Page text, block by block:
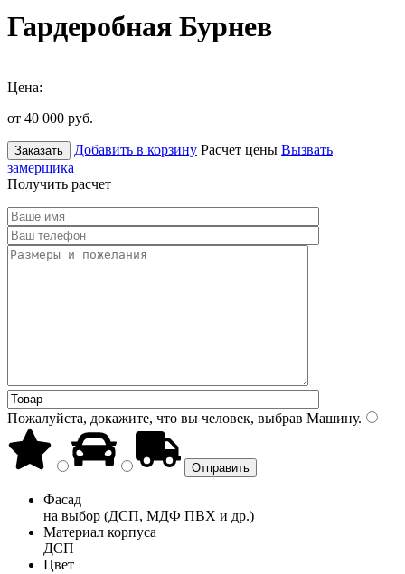
Гардеробная Бурнев
Цена:
от 40 000 руб.
Заказать Добавить в корзину Расчет цены Вызвать
замерщика
Получить расчет
Пожалуйста, докажите, что вы человек, выбрав Машину.
Фасад
на выбор (ДСП, МДФ ПВХ и др.)
Материал корпуса
ДСП
Цвет